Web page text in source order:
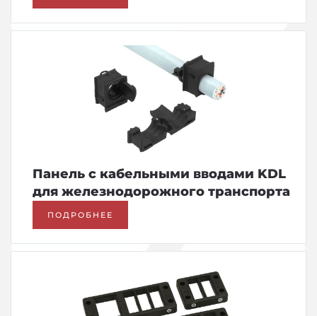
Панель с кабельными вводами KDL
для железнодорожного транспорта
ПОДРОБНЕЕ